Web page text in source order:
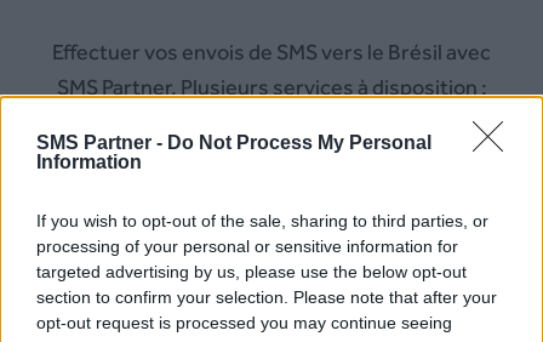
SMS Partner - Do Not Process My Personal
Information
If you wish to opt-out of the sale, sharing to third parties, or
processing of your personal or sensitive information for
targeted advertising by us, please use the below opt-out
section to confirm your selection. Please note that after your
opt-out request is processed you may continue seeing
Effectuer vos envois de SMS vers le Brésil avec
SMS Partner. Plusieurs services à disposition :
Plateforme SMS Brésil
–API SMS Brésil
–API HLR Brésil
– Numéro Virtuel Brésil
– SMS OTP Brésil